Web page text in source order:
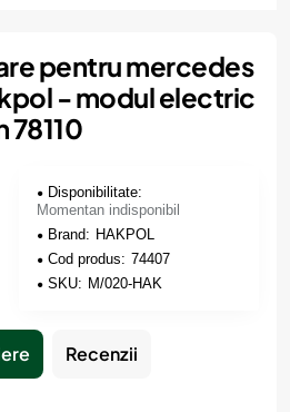
pentru mercedes
- modul electric
Disponibilitate:
Momentan indisponibil
Brand: HAKPOL
Cod produs: 74407
SKU: M/020-HAK
Recenzii